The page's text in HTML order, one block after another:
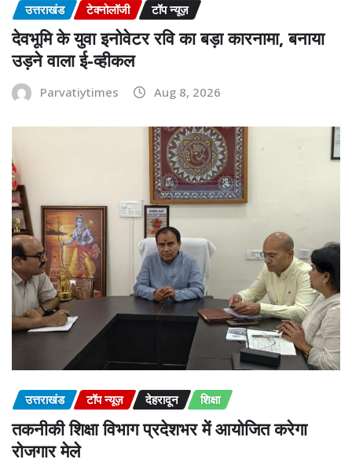
उत्तराखंड टेक्नोलॉजी टॉप न्यूज़
देवभूमि के युवा इनोवेटर रवि का बड़ा कारनामा, बनाया
उड़ने वाला ई-व्हीकल
Parvatiytimes Aug 8, 2026
उत्तराखंड टॉप न्यूज़ देहरादून शिक्षा
तकनीकी शिक्षा विभाग प्रदेशभर में आयोजित करेगा
रोजगार मेले